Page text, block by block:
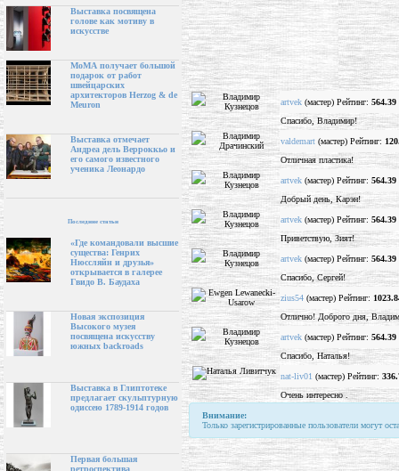
Выставка посвящена
голове как мотиву в
искусстве
МоМА получает большой
подарок от работ
швейцарских
архитекторов Herzog & de
Meuron
Выставка отмечает
Андреа дель Верроккьо и
его самого известного
ученика Леонардо
Последние статьи
«Где командовали высшие
существа: Генрих
Нюссляйн и друзья»
открывается в галерее
Гвидо В. Баудаха
Новая экспозиция
Высокого музея
посвящена искусству
южных backroads
Выставка в Глиптотеке
предлагает скульптурную
одиссею 1789-1914 годов
Первая большая
artvek (мастер) Рейтинг: 564.39
Спасибо, Владимир!
valdemart (мастер) Рейтинг:
Отличная пластика!
artvek (мастер) Рейтинг: 564.39
Добрый день, Карэн!
artvek (мастер) Рейтинг: 564.39
Приветствую, Зият!
artvek (мастер) Рейтинг: 564.39
Спасибо, Сергей!
zius54 (мастер) Рейтинг:
Отлично! Доброго дня,
artvek (мастер) Рейтинг: 564.39
Спасибо, Наталья!
nat-liv01 (мастер) Рейтинг:
Очень интересно .
Внимание:
Только зарегистрированные пользователи могут